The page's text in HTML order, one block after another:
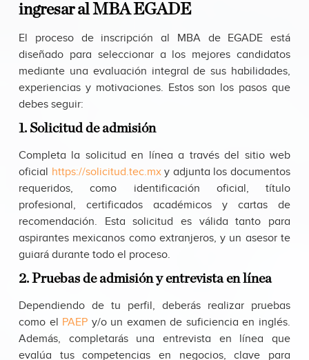
ingresar al MBA EGADE
El proceso de inscripción al MBA de EGADE está
diseñado para seleccionar a los mejores candidatos
mediante una evaluación integral de sus habilidades,
experiencias y motivaciones. Estos son los pasos que
debes seguir:
1. Solicitud de admisión
Completa la solicitud en línea a través del sitio web
oficial https://solicitud.tec.mxy adjunta los documentos
requeridos, como identificación oficial, título
profesional, certificados académicos y cartas de
recomendación. Esta solicitud es válida tanto para
aspirantes mexicanos como extranjeros, y un asesor te
guiará durante todo el proceso.
2. Pruebas de admisión y entrevista en línea
Dependiendo de tu perfil, deberás realizar pruebas
como el PAEP y/o un examen de suficiencia en inglés.
Además, completarás una entrevista en línea que
evalúa tus competencias en negocios, clave para